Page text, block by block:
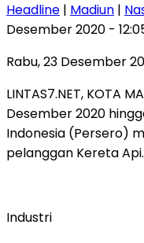
Headline | Madiun |
Desember 2020 -
Rabu, 23 Desember
LINTAS7.NET, KOTA
Desember 2020
Indonesia (Persero)
pelanggan Kereta
Industri